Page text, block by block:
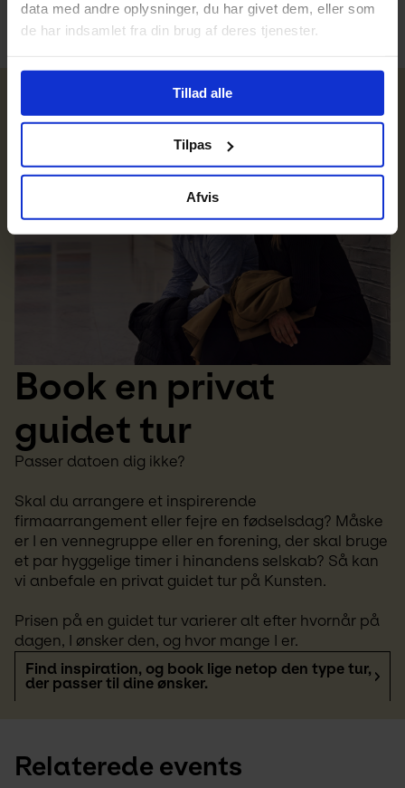
data med andre oplysninger, du har givet dem, eller som
de har indsamlet fra din brug af deres tjenester.
Tillad alle
Tilpas
Afvis
Book en privat
guidet tur
Passer datoen dig ikke?
Skal du arrangere et inspirerende
firmaarrangement eller fejre en fødselsdag? Måske
er I en vennegruppe eller en forening, der skal bruge
et par hyggelige timer i hinandens selskab? Så kan
vi anbefale en privat guidet tur på Kunsten.
Prisen på en guidet tur varierer alt efter hvornår på
dagen, I ønsker den, og hvor mange I er.
Find inspiration, og book lige netop den type tur,
der passer til dine ønsker.
Relaterede events